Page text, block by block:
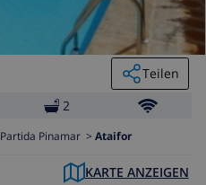
Teilen
2
Partida Pinamar > Ataifor
KARTE ANZEIGEN